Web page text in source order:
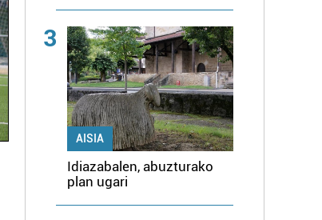
3
AISIA
Idiazabalen, abuzturako
plan ugari